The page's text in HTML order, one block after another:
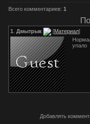
Всего комментариев: 1
1 Дмытрык [Материал]
упало
Добавлять